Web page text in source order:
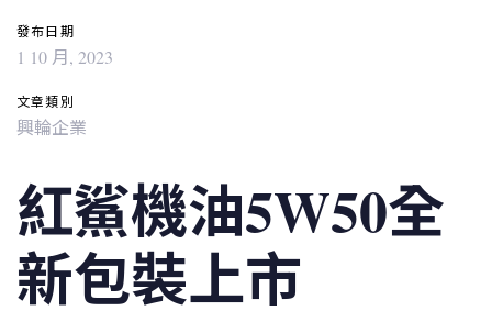
發布日期
1 10 月, 2023
文章類別
興輪企業
紅鯊機油5W50全
新包裝上市